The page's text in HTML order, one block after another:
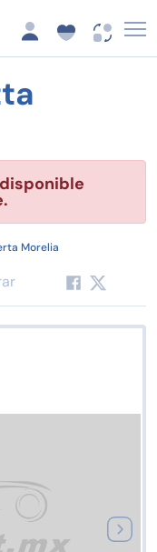
Morelia